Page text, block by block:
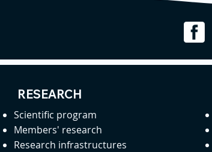
RESEARCH
Scientific program
Members' research
Research infrastructures